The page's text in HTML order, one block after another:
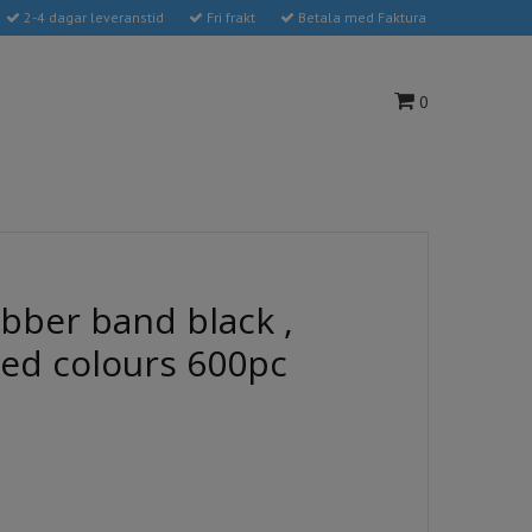
2-4 dagar leveranstid Fri frakt Betala med Faktura
0
band black ,
colours 600pc